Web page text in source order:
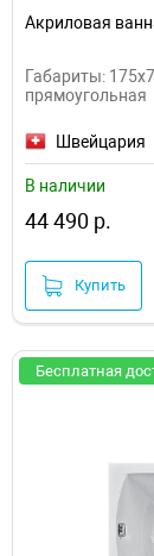
Акриловая
Габариты:
прямоугольная
Швейцария
В наличии
44 490 р.
Купить
Бесплатная